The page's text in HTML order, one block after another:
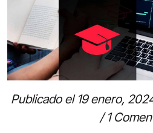
Publicado el 19 enero,
/1